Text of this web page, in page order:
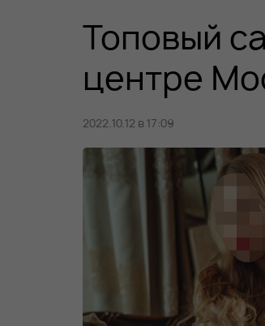
Топовый
центре
2022.10.12 в 17:09